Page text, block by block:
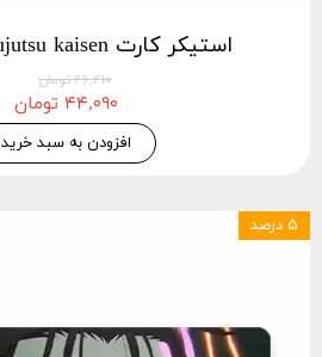
استیکر کارت Jujutsu kaisen کد juc21
۴۶,۴۱۰ تومان
۴۴,۰۹۰ تومان
افزودن به سبد خرید
۵ درصد